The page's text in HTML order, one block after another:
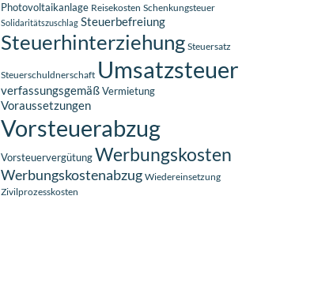
Photovoltaikanlage Reisekosten Schenkungsteuer
Solidaritätszuschlag Steuerbefreiung
Steuerhinterziehung Steuersatz
Steuerschuldnerschaft Umsatzsteuer
verfassungsgemäßVermietung
Voraussetzungen
Vorsteuerabzug
VorsteuervergütungWerbungskosten
Werbungskostenabzug Wiedereinsetzung
Zivilprozesskosten